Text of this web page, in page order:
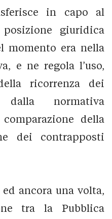
in capo al
giuridica
momento era nella
e ne regola l’uso,
ricorrenza dei
normativa
della
dei contrapposti
ancora una volta,
tra la Pubblica